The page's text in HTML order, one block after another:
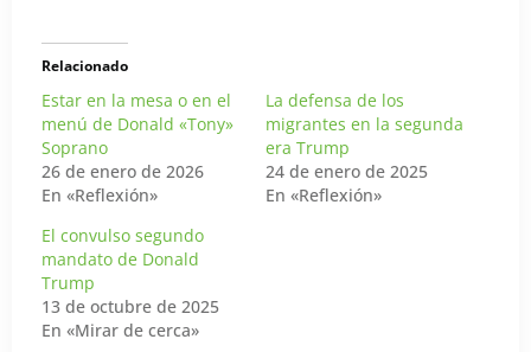
Relacionado
Estar en la mesa o en el
menú de Donald «Tony»
Soprano
26 de enero de 2026
En «Reflexión»
La defensa de los
migrantes en la segunda
era Trump
24 de enero de 2025
En «Reflexión»
El convulso segundo
mandato de Donald
Trump
13 de octubre de 2025
En «Mirar de cerca»